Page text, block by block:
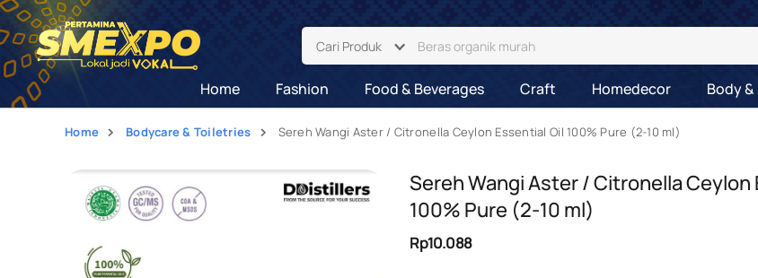
Cari Produk
Home Fashion Food & Beverages Craft Homedecor Body
Home Bodycare & Toiletries Sereh Wangi Aster / Citronella Ceylon Essential Oil 100% Pure (2-10 ml)
Sereh Wangi Aster / Citronella Ceylon
100% Pure (2-10 ml)
Rp10.088